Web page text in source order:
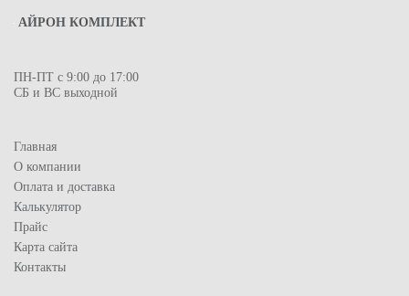
АЙРОН КОМПЛЕКТ
ПН-ПТ с 9:00 до 17:00
СБ и ВС выходной
Главная
О компании
Оплата и доставка
Калькулятор
Прайс
Карта сайта
Контакты